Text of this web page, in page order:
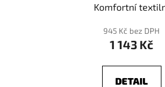
Komfortní
945 Kč bez DPH
1 143 Kč
DETAIL